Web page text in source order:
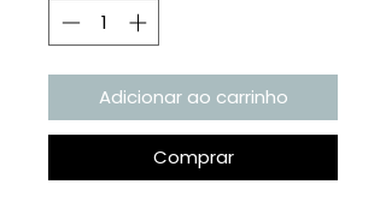
Adicionar ao carrinho
Comprar